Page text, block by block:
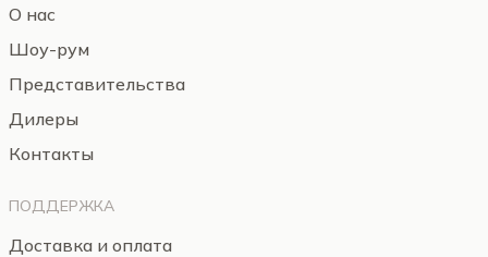
О нас
Шоу-рум
Представительства
Дилеры
Контакты
ПОДДЕРЖКА
Доставка и оплата